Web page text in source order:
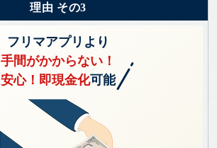
理由 その3
フリマアプリより
手間がかからない！
安心！即現金化可能